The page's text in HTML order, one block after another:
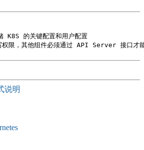
K8S 的关键配置和用户配置
说明